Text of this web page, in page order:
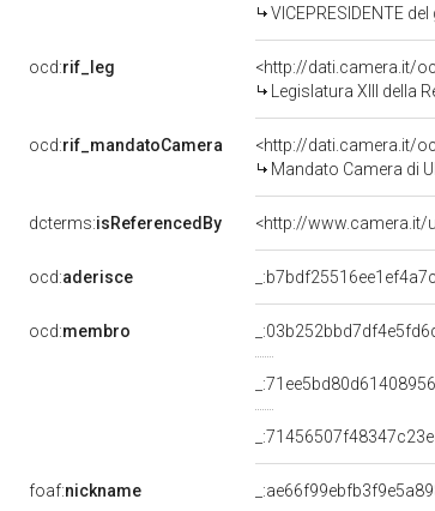
VICEPRESIDENTE
ocd:rif_leg
<http://dati.camera.it/
Legislatura XIII della
ocd:rif_mandatoCamera
<http://dati.camera.it/
Mandato Camera di
dcterms:isReferencedBy <http://www.camera.it/
ocd:aderisce
ocd:membro
foaf:nickname